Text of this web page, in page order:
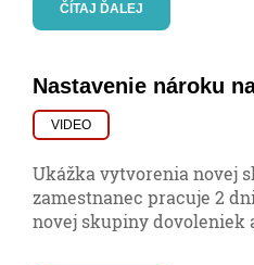
ČÍTAJ ĎALEJ
Nastavenie nároku
VIDEO
Ukážka vytvorenia novej
zamestnanec pracuje 2
novej skupiny dovoleniek